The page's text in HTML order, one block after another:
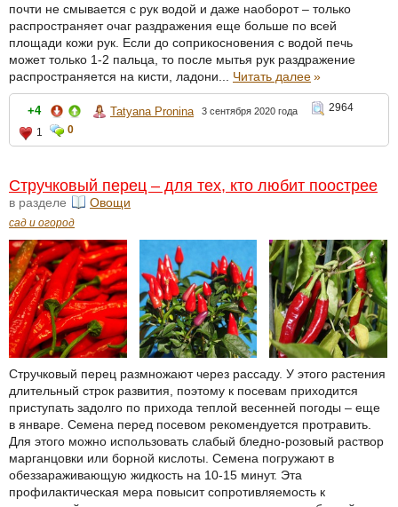
почти не смывается с рук водой и даже наоборот – только
распространяет очаг раздражения еще больше по всей
площади кожи рук. Если до соприкосновения с водой печь
может только 1-2 пальца, то после мытья рук раздражение
распространяется на кисти, ладони... Читать далее»
+4 Tatyana Pronina 3 сентября 2020 года
2964
1
0
Стручковый перец – для тех, кто любит поострее
в разделе Овощи
сад и огород
Стручковый перец размножают через рассаду. У этого растения
длительный строк развития, поэтому к посевам приходится
приступать задолго по прихода теплой весенней погоды – еще
в январе. Семена перед посевом рекомендуется протравить.
Для этого можно использовать слабый бледно-розовый раствор
марганцовки или борной кислоты. Семена погружают в
обеззараживающую жидкость на 10-15 минут. Эта
профилактическая мера повысит сопротивляемость к